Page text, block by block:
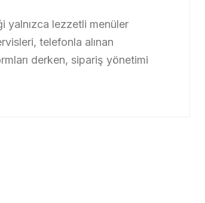
yalnızca lezzetli menüler
telefonla alınan
derken, sipariş yönetimi